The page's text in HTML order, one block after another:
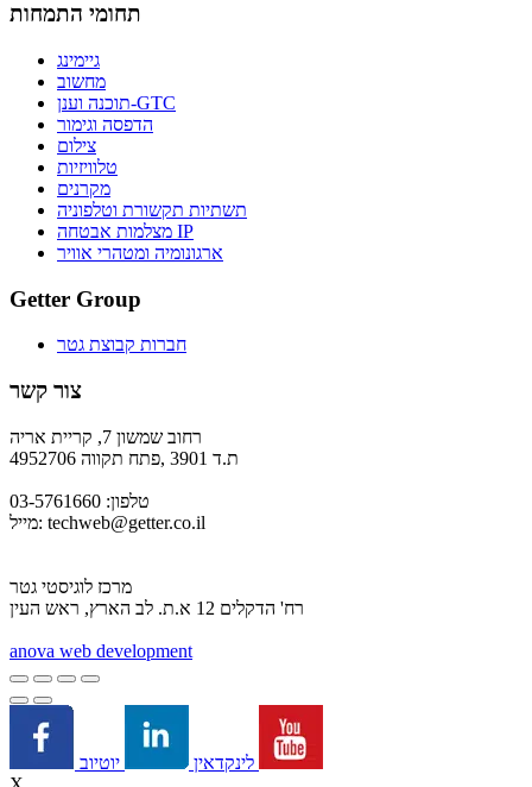
תחומי התמחות
גיימינג
מחשוב
תוכנה וענן-GTC
הדפסה וגימור
צילום
טלוויזיות
מקרנים
תשתיות תקשורת וטלפוניה
מצלמות אבטחה IP
ארגונומיה ומטהרי אוויר
Getter Group
חברות קבוצת גטר
צור קשר
רחוב שמשון 7, קריית אריה
ת.ד 3901 ,פתח תקווה 4952706
טלפון: 03-5761660
מייל: techweb@getter.co.il
מרכז לוגיסטי גטר
רח' הדקלים 12 א.ת. לב הארץ, ראש העין
anova web development
לינקדאין